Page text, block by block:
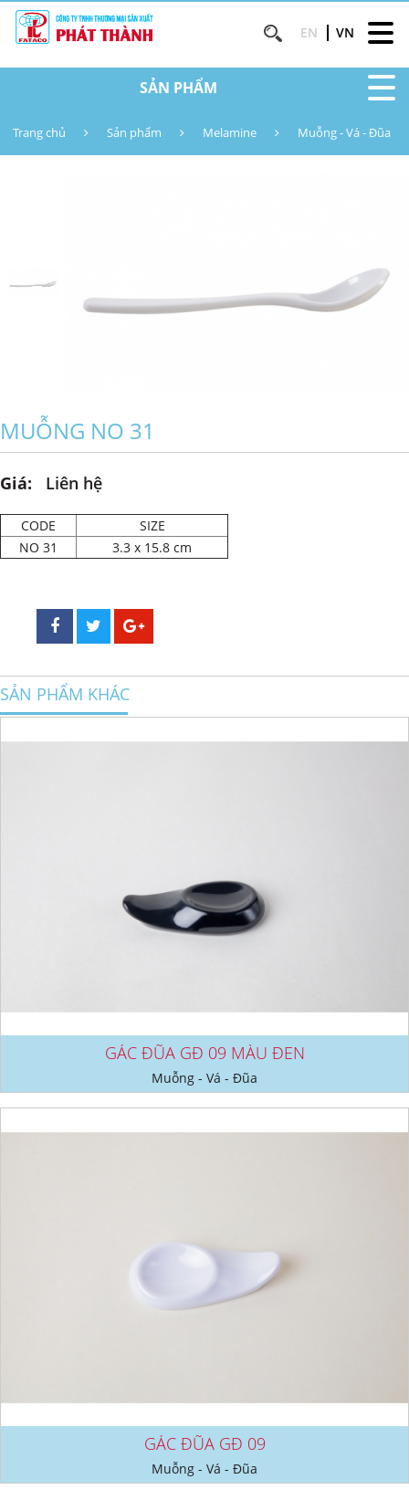
EN VN
SẢN PHẨM
Trang chủ Sản phẩm Melamine Muỗng - Vá - Đũa
MUỖNG NO 31
Giá: Liên hệ
CODE
SIZE
NO 31
3.3 x 15.8 cm
SẢN PHẨM KHÁC
GÁC ĐŨA GĐ 09 MÀU ĐEN
Muỗng - Vá - Đũa
GÁC ĐŨA GĐ 09
Muỗng - Vá - Đũa